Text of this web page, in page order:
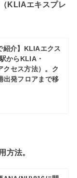
KLIAエキスプレ
紹介】KLIAエクス
からKLIA・
クセス方法）。ク
出発フロアまで移
方法。